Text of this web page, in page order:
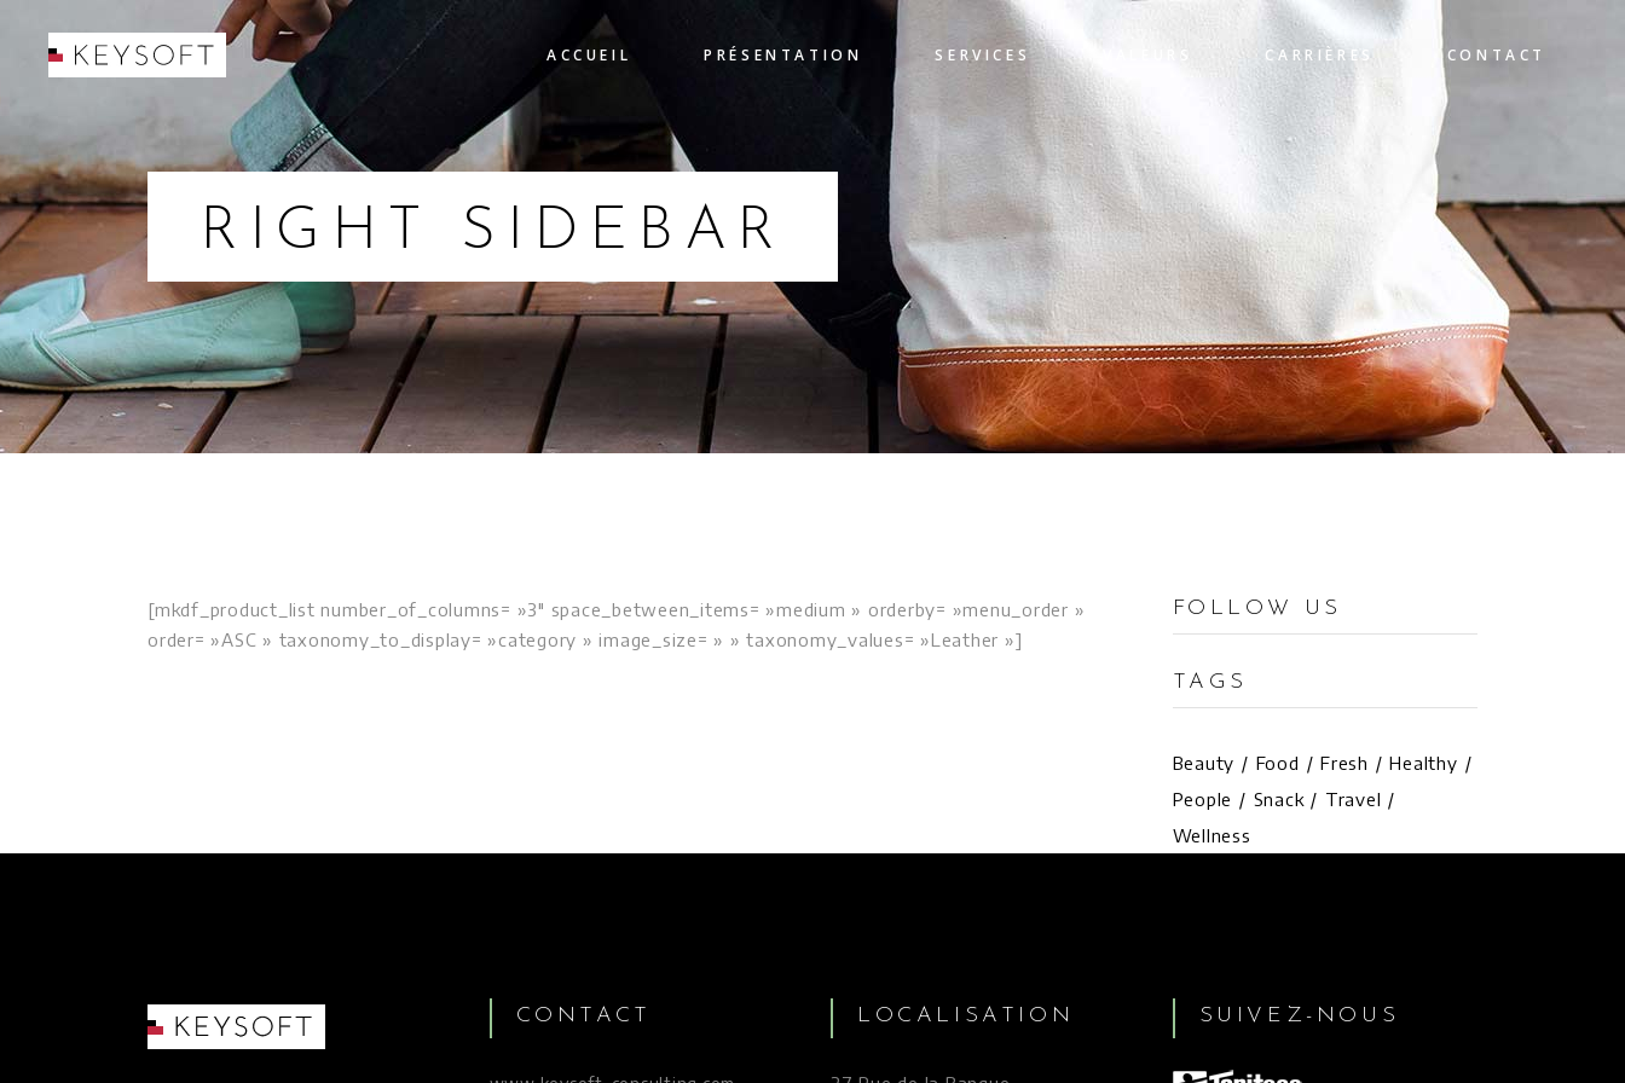
ACCUEIL PRÉSENTATION SERVICES VALEURS CARRIÈRES CONTACT
RIGHT SIDEBAR
[mkdf_product_list number_of_columns= »3″ space_between_items= »medium » orderby= »menu_order »
order= »ASC » taxonomy_to_display= »category » image_size= » » taxonomy_values= »Leather »]
FOLLOW US
TAGS
Beauty Food Fresh
Healthy
People
Snack
Travel
Wellness
CONTACT LOCALISATION SUIVEZ-NOUS